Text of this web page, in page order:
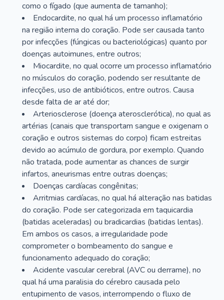
como o fígado (que aumenta de tamanho);
Endocardite, no qual há um processo inflamatório
na região interna do coração. Pode ser causada tanto
por infecções (fúngicas ou bacteriológicas) quanto por
doenças autoimunes, entre outros;
Miocardite, no qual ocorre um processo inflamatório
no músculos do coração, podendo ser resultante de
infecções, uso de antibióticos, entre outros. Causa
desde falta de ar até dor;
Arteriosclerose (doença aterosclerótica), no qual as
artérias (canais que transportam sangue e oxigenam o
coração e outros sistemas do corpo) ficam estreitas
devido ao acúmulo de gordura, por exemplo. Quando
não tratada, pode aumentar as chances de surgir
infartos, aneurismas entre outras doenças;
Doenças cardíacas congênitas;
Arritmias cardíacas, no qual há alteração nas batidas
do coração. Pode ser categorizada em taquicardia
(batidas aceleradas) ou bradicardias (batidas lentas).
Em ambos os casos, a irregularidade pode
comprometer o bombeamento do sangue e
funcionamento adequado do coração;
Acidente vascular cerebral (AVC ou derrame), no
qual há uma paralisia do cérebro causada pelo
entupimento de vasos, interrompendo o fluxo de